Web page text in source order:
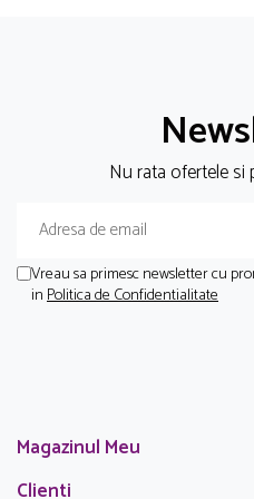
Nu rata ofertele
Vreau sa primesc newsletter cu
inPolitica de Confidentialitate
Magazinul Meu
Clienti